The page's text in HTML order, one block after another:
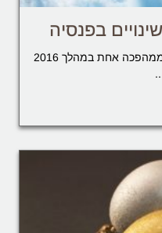
בפנסיה
תחום הביטוח הפנסיוני עבר יותר ממהפכה אחת במהלך 2016